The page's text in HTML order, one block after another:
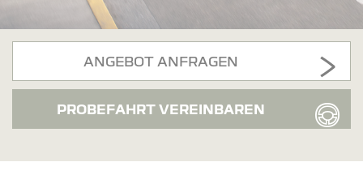
ANGEBOT ANFRAGEN
PROBEFAHRT VEREINBAREN